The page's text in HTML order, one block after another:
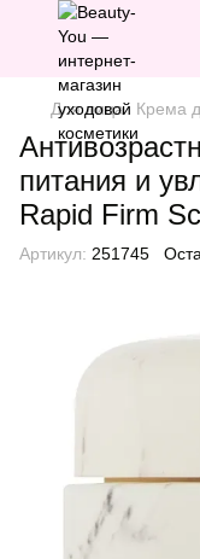
Для лица Крема
питания и
Rapid Firm
Артикул: 251745